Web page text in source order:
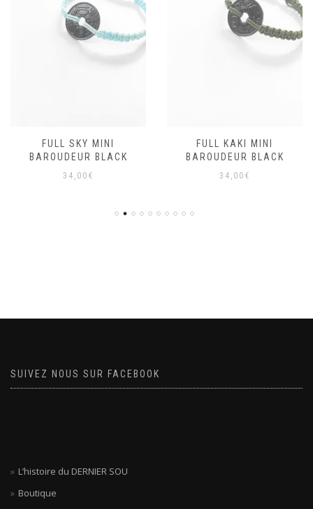
FULL SKY MINI
BAROUDEUR BLACK
34,00 €
FULL KAKI MINI
BAROUDEUR BLACK
34,00 €
SUIVEZ NOUS SUR FACEBOOK
L’histoire du DERNIER SOU
Boutique